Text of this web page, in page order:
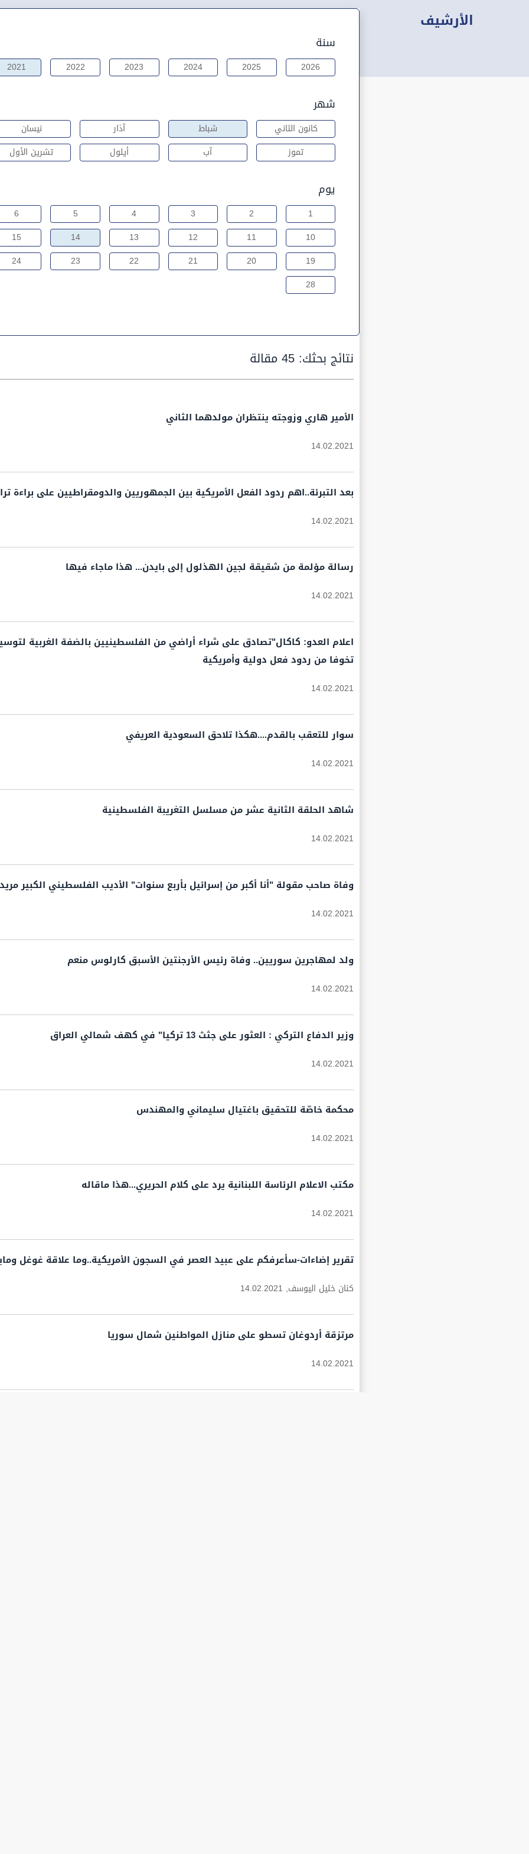
الأرشيف
سنة
2026
2025
2024
2023
2022
2021
شهر
كانون الثاني شباط آذار
نيسان
تموز
آب أيلول تشرين الأول
يوم
1
2
3
4
5
6
10
11
12
13
14
15
19
20
21
22
23
24
28
نتائج بحثك: 45 مقالة
الأمير هاري وزوجته ينتظران مولدهما الثاني
14.02.2021
بعد التبرئة..اهم ردود الفعل الأمريكية بين الجمهوريين والدومقراطيين على براءة
14.02.2021
رسالة مؤلمة من شقيقة لجين الهذلول إلى بايدن... هذا ماجاء فيها
14.02.2021
اعلام العدو: كاكال"تصادق على شراء أراضي من الفلسطينيين بالضفة الغربية
تخوفا من ردود فعل دولية وأمريكية
14.02.2021
سوار للتعقب بالقدم....هكذا تلاحق السعودية العريفي
14.02.2021
شاهد الحلقة الثانية عشر من مسلسل التغريبة الفلسطينية
14.02.2021
وفاة صاحب مقولة "أنا أكبر من إسرائيل بأربع سنوات" الأديب الفلسطيني الكبير
14.02.2021
ولد لمهاجرين سوريين.. وفاة رئيس الأرجنتين الأسبق كارلوس منعم
14.02.2021
وزير الدفاع التركي : العثور على جثث 13 تركيا" في كهف شمالي العراق
14.02.2021
محكمة خاصّة للتحقيق باغتيال سليماني والمهندس
14.02.2021
مكتب الاعلام الرئاسة اللبنانية يرد على كلام الحريري...هذا ماقاله
14.02.2021
تقرير إضاءات-سأعرفكم على عبيد العصر في السجون الأمريكية..وما علاقة غوغل
كنان خليل اليوسف, 14.02.2021
مرتزقة أردوغان تسطو على منازل المواطنين شمال سوريا
14.02.2021